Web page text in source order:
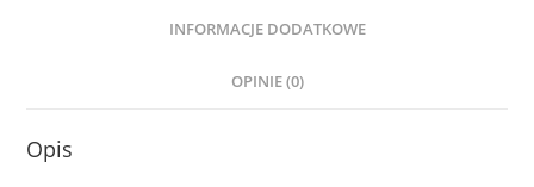
INFORMACJE DODATKOWE
OPINIE (0)
Opis